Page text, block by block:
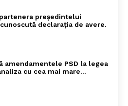
președintelui
declarația de avere.
amendamentele PSD la legea
cu cea mai mare…